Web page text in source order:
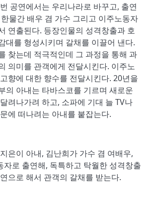
공연에서는 우리나라로 바꾸고, 출연
물간 배우 겸 가수 그리고 이주노동자
연출된다. 등장인물의 성격창출과 호
대를 형성시키며 갈채를 이끌어 낸다.
찾는데 적극적인데 그 과정을 통해 과
의미를 관객에게 전달시킨다. 이주노
향에 대한 향수를 전달시킨다. 20년을
의 아내는 타바스코를 기르며 새로운
려나가려 하고, 소파에 기대 늘 TV나
에 떠나려는 아내를 붙잡는다.
은이 아내, 김난희가 가수 겸 여배우,
자로 출연해, 독특하고 탁월한 성격창출
으로 해서 관객의 갈채를 받는다.